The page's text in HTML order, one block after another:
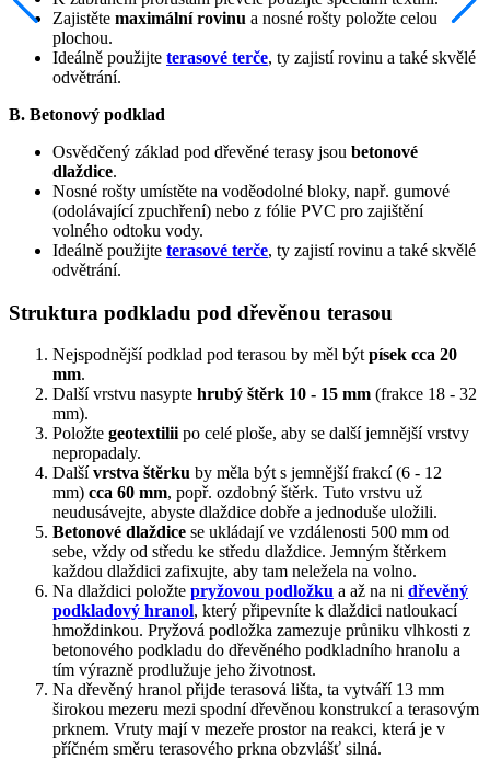
Zajistěte maximální rovinu a nosné rošty položte celou
plochou.
Ideálně použijte terasové terče, ty zajistí rovinu a také skvělé
odvětrání.
B. Betonový podklad
Osvědčený základ pod dřevěné terasy jsou betonové
dlaždice.
Nosné rošty umístěte na voděodolné bloky, např. gumové
(odolávající zpuchření) nebo z fólie PVC pro zajištění
volného odtoku vody.
Ideálně použijte terasové terče, ty zajistí rovinu a také skvělé
odvětrání.
Struktura podkladu pod dřevěnou terasou
Nejspodnější podklad pod terasou by měl být písek cca 20
mm.
Další vrstvu nasypte hrubý štěrk 10 - 15 mm (frakce 18 - 32
mm).
Položte geotextilii po celé ploše, aby se další jemnější vrstvy
nepropadaly.
Dalšívrstva štěrku by měla být s jemnější frakcí (6 - 12
mm) cca 60 mm, popř. ozdobný štěrk. Tuto vrstvu už
neudusávejte, abyste dlaždice dobře a jednoduše uložili.
Betonové dlaždice se ukládají ve vzdálenosti 500 mm od
sebe, vždy od středu ke středu dlaždice. Jemným štěrkem
každou dlaždici zafixujte, aby tam neležela na volno.
Na dlaždici položte pryžovou podložku a až na ni dřevěný
podkladový hranol, který připevníte k dlaždici natloukací
hmoždinkou. Pryžová podložka zamezuje průniku vlhkosti z
betonového podkladu do dřevěného podkladního hranolu a
tím výrazně prodlužuje jeho životnost.
Na dřevěný hranol přijde terasová lišta, ta vytváří 13 mm
širokou mezeru mezi spodní dřevěnou konstrukcí a terasovým
prknem. Vruty mají v mezeře prostor na reakci, která je v
příčném směru terasového prkna obzvlášť silná.